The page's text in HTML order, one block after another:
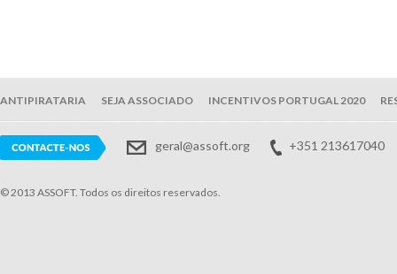
ANTIPIRATARIA SEJA ASSOCIADO INCENTIVOS PORTUGAL 2020
geral@assoft.org +351 213617040
© 2013 ASSOFT. Todos os direitos reservados.